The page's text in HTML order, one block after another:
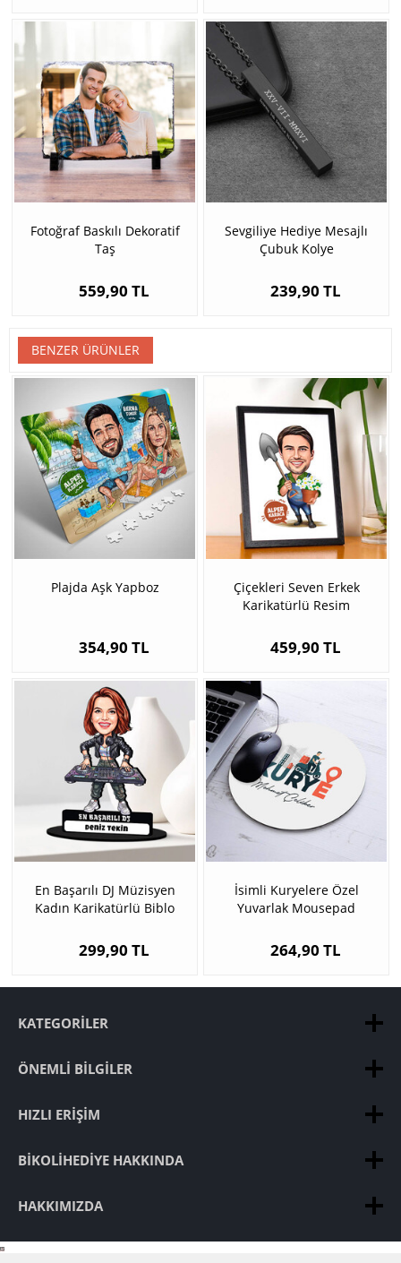
Fotoğraf Baskılı Dekoratif
Taş
559,90 TL
Sevgiliye Hediye Mesajlı
Çubuk Kolye
239,90 TL
BENZER ÜRÜNLER
Plajda Aşk Yapboz
354,90 TL
Çiçekleri Seven Erkek
Karikatürlü Resim
459,90 TL
En Başarılı DJ Müzisyen
Kadın Karikatürlü Biblo
299,90 TL
İsimli Kuryelere Özel
Yuvarlak Mousepad
264,90 TL
KATEGORILER
ÖNEMLI BILGILER
HIZLI ERIŞIM
BIKOLIHEDIYE HAKKINDA
HAKKIMIZDA